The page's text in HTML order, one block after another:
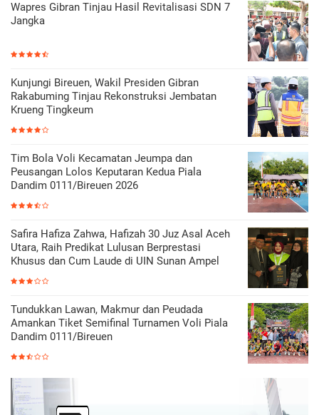
Wapres Gibran Tinjau Hasil Revitalisasi SDN 7
Jangka
Kunjungi Bireuen, Wakil Presiden Gibran
Rakabuming Tinjau Rekonstruksi Jembatan
Krueng Tingkeum
Tim Bola Voli Kecamatan Jeumpa dan
Peusangan Lolos Keputaran Kedua Piala
Dandim 0111/Bireuen 2026
Safira Hafiza Zahwa, Hafizah 30 Juz Asal Aceh
Utara, Raih Predikat Lulusan Berprestasi
Khusus dan Cum Laude di UIN Sunan Ampel
Tundukkan Lawan, Makmur dan Peudada
Amankan Tiket Semifinal Turnamen Voli Piala
Dandim 0111/Bireuen